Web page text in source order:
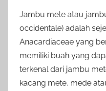
Jambu mete atau
occidentale) adalah
Anacardiaceae yang
memiliki buah yang
terkenal dari jambu
kacang mete, mede